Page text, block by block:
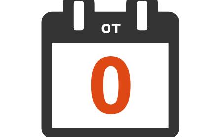
от
0